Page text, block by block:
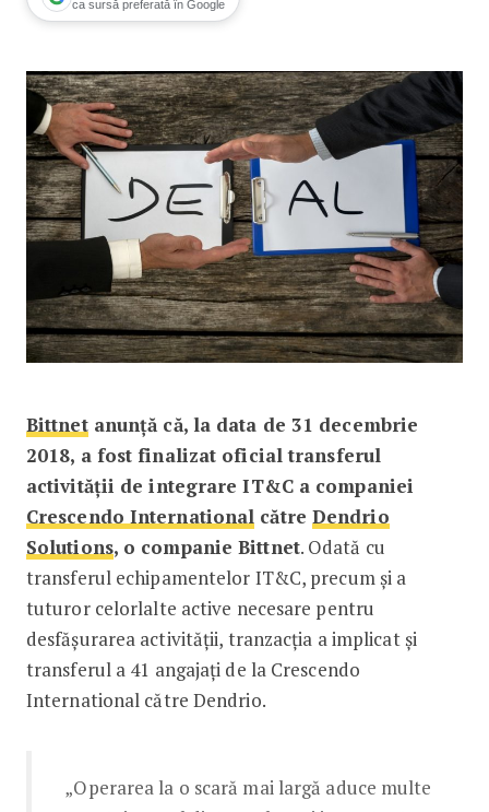
ca sursă preferată în Google
Început de an cu tranzacții noi
Bittnetanunță că, la data de 31 decembrie
2018, a fost finalizat oficial transferul
activității de integrare IT&C a companiei
Crescendo International către Dendrio
Solutions, o companie Bittnet. Odată cu
transferul echipamentelor IT&C, precum și a
tuturor celorlalte active necesare pentru
desfășurarea activității, tranzacția a implicat și
transferul a 41 angajați de la Crescendo
International către Dendrio.
„Operarea la o scară mai largă aduce multe